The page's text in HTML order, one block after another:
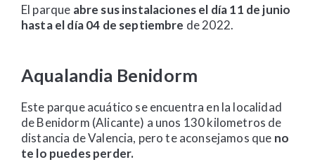
El parque abre sus instalaciones el día 11 de junio
hasta el día 04 de septiembre de 2022.
Aqualandia Benidorm
Este parque acuático se encuentra en la localidad
de Benidorm (Alicante) a unos 130 kilometros de
distancia de Valencia, pero te aconsejamos que no
te lo puedes perder.